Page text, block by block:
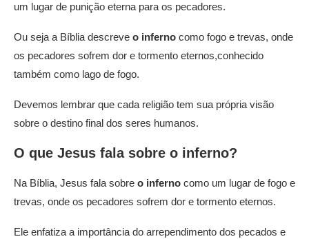
um lugar de punição eterna para os pecadores.
Ou seja a Bíblia descreve o inferno como fogo e trevas, onde
os pecadores sofrem dor e tormento eternos,conhecido
também como lago de fogo.
Devemos lembrar que cada religião tem sua própria visão
sobre o destino final dos seres humanos.
O que Jesus fala sobre o inferno?
Na Bíblia, Jesus fala sobre o inferno como um lugar de fogo e
trevas, onde os pecadores sofrem dor e tormento eternos.
Ele enfatiza a importância do arrependimento dos pecados e